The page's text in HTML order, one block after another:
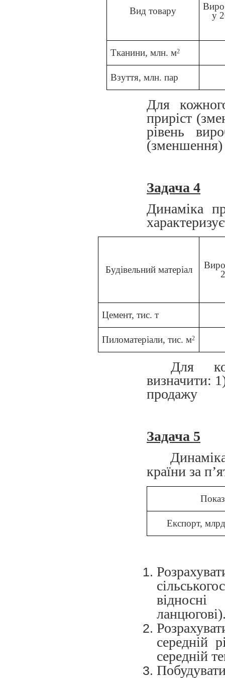
Вид товару
у
Тканини, млн. м2
Взуття, млн. пар
Для
приріст
рівень
(зменшення)
Задача 4
Динаміка
Будівельний матеріал
Цемент, тис. т
Пиломатеріали, тис. м2
Для
визначити:
продажу
Задача 5
країни за
Експорт,
відносні
середній
середній